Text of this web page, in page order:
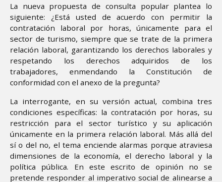
La nueva propuesta de consulta popular plantea lo
siguiente: ¿Está usted de acuerdo con permitir la
contratación laboral por horas, únicamente para el
sector de turismo, siempre que se trate de la primera
relación laboral, garantizando los derechos laborales y
respetando los derechos adquiridos de los
trabajadores, enmendando la Constitución de
conformidad con el anexo de la pregunta?
La interrogante, en su versión actual, combina tres
condiciones específicas: la contratación por horas, su
restricción para el sector turístico y su aplicación
únicamente en la primera relación laboral. Más allá del
sí o del no, el tema enciende alarmas porque atraviesa
dimensiones de la economía, el derecho laboral y la
política pública. En este escrito de opinión no se
pretende responder al imperativo social de alinearse a